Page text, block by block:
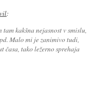
:
kakšna nejasnost v smislu,
Malo mi je zanimivo tudi,
časa, tako ležerno sprehaja